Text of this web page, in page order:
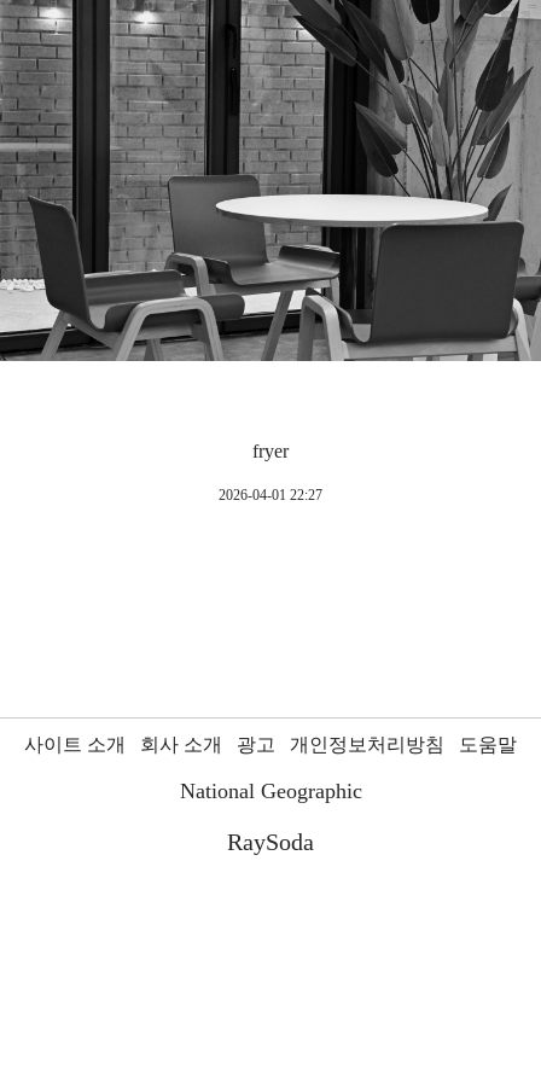
fryer
2026-04-01 22:27
사이트 소개 회사 소개 광고 개인정보처리방침 도움말
National Geographic
RaySoda